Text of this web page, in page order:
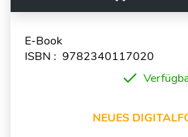
E-Book
ISBN : 9782340117020
NEUES